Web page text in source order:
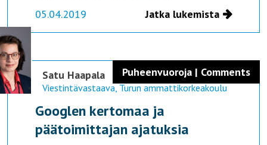
05.04.2019 Jatka lukemista
Puheenvuoroja | Comments
Satu Haapala
Viestintävastaava, Turun ammattikorkeakoulu
Googlen kertomaa ja
päätoimittajan ajatuksia